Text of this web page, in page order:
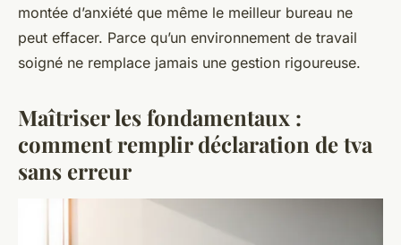
montée d’anxiété que même le meilleur bureau ne
peut effacer. Parce qu’un environnement de travail
soigné ne remplace jamais une gestion rigoureuse.
Maîtriser les fondamentaux :
comment remplir déclaration de tva
sans erreur